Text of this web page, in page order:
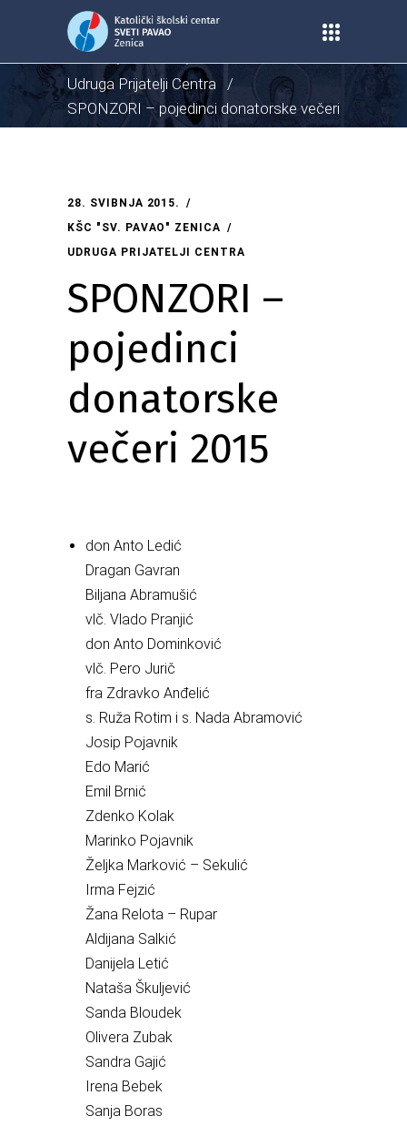
Home/Centar /
Udruga Prijatelji Centra /
SPONZORI – pojedinci donatorske večeri
2015
28. SVIBNJA 2015.
KŠC "SV. PAVAO" ZENICA
UDRUGA PRIJATELJI CENTRA
SPONZORI –
pojedinci
donatorske
večeri 2015
don Anto Ledić
Dragan Gavran
Biljana Abramušić
vlč. Vlado Pranjić
don Anto Dominković
vlč. Pero Jurič
fra Zdravko Anđelić
s. Ruža Rotim i s. Nada Abramović
Josip Pojavnik
Edo Marić
Emil Brnić
Zdenko Kolak
Marinko Pojavnik
Željka Marković – Sekulić
Irma Fejzić
Žana Relota – Rupar
Aldijana Salkić
Danijela Letić
Nataša Škuljević
Sanda Bloudek
Olivera Zubak
Sandra Gajić
Irena Bebek
Sanja Boras